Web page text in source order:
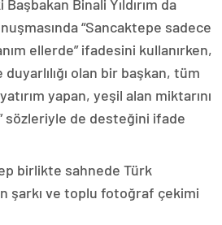
Binali Yıldırım da
“Sancaktepe sadece
ellerde” ifadesini kullanırken,
olan bir başkan, tüm
yapan, yeşil alan miktarını
sözleriyle de desteğini ifade
birlikte sahnede Türk
şarkı ve toplu fotoğraf çekimi